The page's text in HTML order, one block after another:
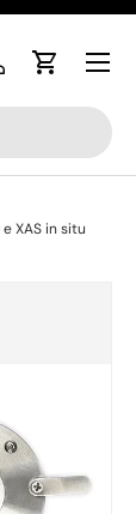
Carrello
XAS in situ